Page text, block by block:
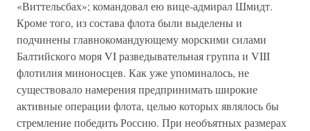
«Виттельсбах»; командовал ею вице-адмирал Шмидт.
Кроме того, из состава флота были выделены и
подчинены главнокомандующему морскими силами
Балтийского моря VI разведывательная группа и VIII
флотилия миноносцев. Как уже упоминалось, не
существовало намерения предпринимать широкие
активные операции флота, целью которых являлось бы
стремление победить Россию. При необъятных размерах